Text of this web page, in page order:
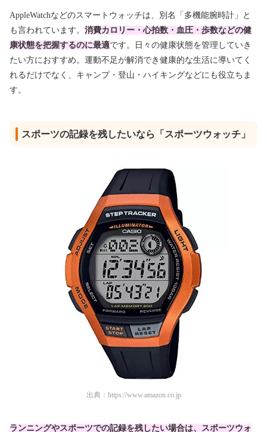
AppleWatchなどのスマートウォッチは、別名「多機能腕時計」と
も言われています。 消費カロリー・心拍数・血圧・歩数などの健
康状態を把握するのに最適です。日々の健康状態を管理していき
たい方におすすめ。運動不足が解消でき健康的な生活に導いてく
れるだけでなく、キャンプ・登山・ハイキングなどにも役立ちま
す。
スポーツの記録を残したいなら「スポーツウォッチ」
出典： https://www.amazon.co.jp
ランニングやスポーツでの記録を残したい場合は、スポーツウォ